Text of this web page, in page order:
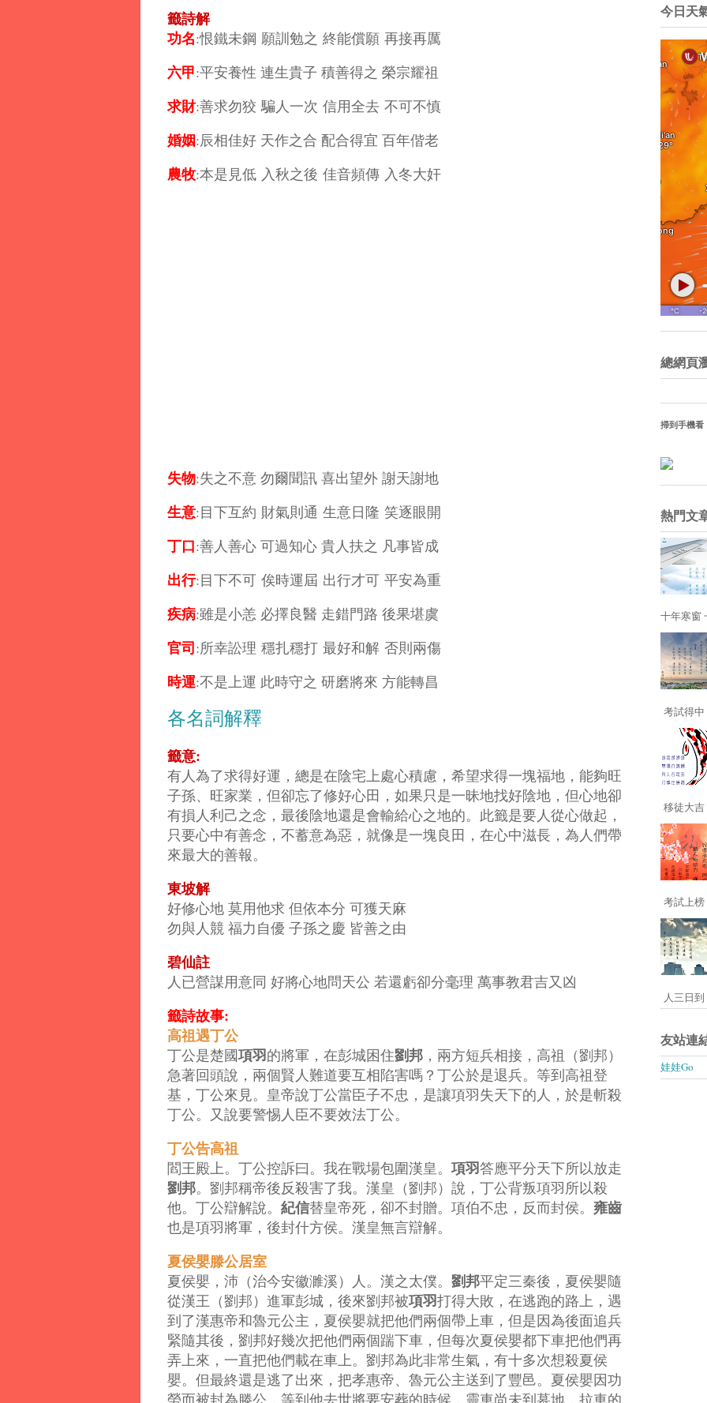
籤詩解
功名:恨鐵未鋼 願訓勉之 終能償願 再接再厲
六甲:平安養性 連生貴子 積善得之 榮宗耀祖
求財:善求勿狡 騙人一次 信用全去 不可不慎
婚姻:辰相佳好 天作之合 配合得宜 百年偕老
農牧:本是見低 入秋之後 佳音頻傳 入冬大奸
失物:失之不意 勿爾聞訊 喜出望外 謝天謝地
生意:目下互約 財氣則通 生意日隆 笑逐眼開
丁口:善人善心 可過知心 貴人扶之 凡事皆成
出行:目下不可 俟時運屆 出行才可 平安為重
疾病:雖是小恙 必擇良醫 走錯門路 後果堪虞
官司:所幸訟理 穩扎穩打 最好和解 否則兩傷
時運:不是上運 此時守之 研磨將來 方能轉昌
各名詞解釋
籤意:
有人為了求得好運，總是在陰宅上處心積慮，希望求得一塊福地，能夠旺
子孫、旺家業，但卻忘了修好心田，如果只是一昧地找好陰地，但心地卻
有損人利己之念，最後陰地還是會輸給心之地的。此籤是要人從心做起，
只要心中有善念，不蓄意為惡，就像是一塊良田，在心中滋長，為人們帶
來最大的善報。
東坡解
好修心地 莫用他求 但依本分 可獲天麻
勿與人競 福力自優 子孫之慶 皆善之由
碧仙註
人已營謀用意同 好將心地問天公 若還虧卻分毫理 萬事教君吉又凶
籤詩故事:
高祖遇丁公
丁公是楚國項羽的將軍，在彭城困住劉邦 ，兩方短兵相接，高祖（劉邦）
急著回頭說，兩個賢人難道要互相陷害嗎？丁公於是退兵。 等到高祖登
基，丁公來見。皇帝說丁公當臣子不忠，是讓項羽失天下的人，於是斬殺
丁公。又說要警惕人臣不要效法丁公。
丁公告高祖
閻王殿上。丁公控訴曰。我在戰場包圍漢皇。 項羽答應平分天下所以放走
劉邦。劉邦稱帝後反殺害了我。漢皇（劉邦）說，丁公背叛項羽所以殺
他。丁公辯解說。 紀信替皇帝死，卻不封贈。項伯不忠，反而封侯。 雍齒
也是項羽將軍，後封什方侯。漢皇無言辯解。
夏侯嬰滕公居室
夏侯嬰，沛（治今安徽濉溪）人。漢之太僕。 劉邦平定三秦後，夏侯嬰隨
從漢王（劉邦）進軍彭城，後來劉邦被項羽打得大敗，在逃跑的路上，遇
到了漢惠帝和魯元公主，夏侯嬰就把他們兩個帶上車，但是因為後面追兵
緊隨其後，劉邦好幾次把他們兩個踹下車，但每次夏侯嬰都下車把他們再
弄上來，一直把他們載在車上。劉邦為此非常生氣，有十多次想殺夏侯
嬰。 但最終還是逃了出來，把孝惠帝、魯元公主送到了豐邑。夏侯嬰因功
勞而被封為滕公，等到他去世將要安葬的時候，靈車尚未到墓地，拉車的
今日天
總網頁
掃到手機看
熱門文
十年寒窗
考試得
移徒大
考試上
人三日
友站連
娃娃Go